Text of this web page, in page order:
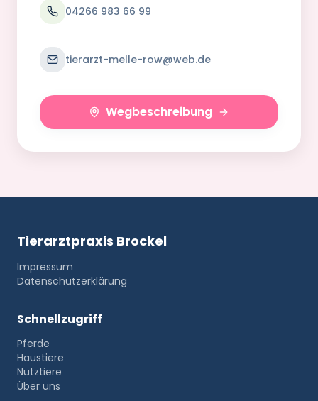
04266 983 66 99
tierarzt-melle-row@web.de
Wegbeschreibung
Tierarztpraxis Brockel
Impressum
Datenschutzerklärung
Schnellzugriff
Pferde
Haustiere
Nutztiere
Über uns